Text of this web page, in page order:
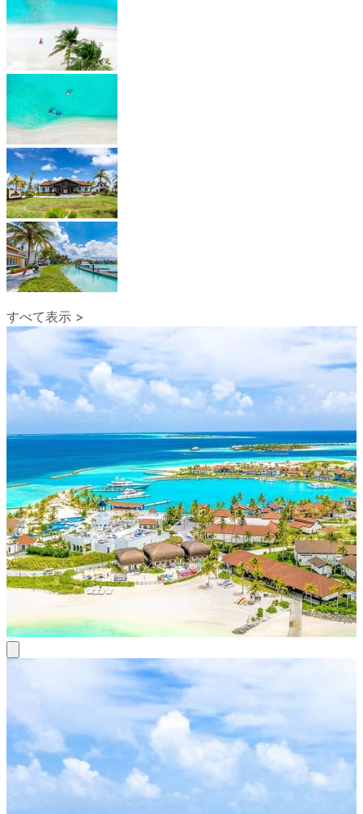
すべて表示 >